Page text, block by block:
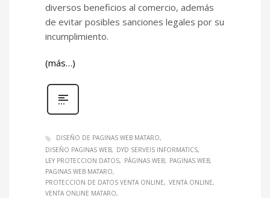
diversos beneficios al comercio, además
de evitar posibles sanciones legales por su
incumplimiento.
(más…)
DISEÑO DE PAGINAS WEB MATARO
DISEÑO PAGINAS WEB
DYD SERVEIS INFORMATICS
LEY PROTECCION DATOS
PÁGINAS WEB
PAGINAS WEB
PAGINAS WEB MATARO
PROTECCION DE DATOS VENTA ONLINE
VENTA ONLINE
VENTA ONLINE MATARO